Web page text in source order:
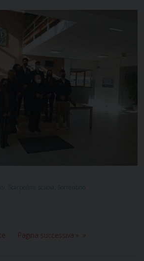
Scarpellini scuola Sorrentino
Pagina successiva »